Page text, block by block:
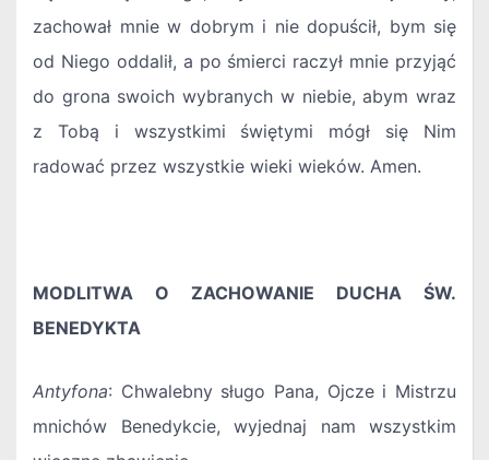
zachował mnie w dobrym i nie dopuścił, bym się
od Niego oddalił, a po śmierci raczył mnie przyjąć
do grona swoich wybranych w niebie, abym wraz
z Tobą i wszystkimi świętymi mógł się Nim
radować przez wszystkie wieki wieków. Amen.
MODLITWA O ZACHOWANIE DUCHA ŚW.
BENEDYKTA
Antyfona: Chwalebny sługo Pana, Ojcze i Mistrzu
mnichów Benedykcie, wyjednaj nam wszystkim